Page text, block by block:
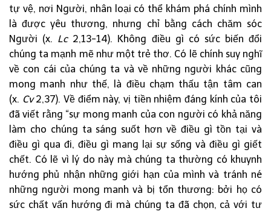
tự vệ, nơi Người, nhân loại có thể khám phá chính mình
là được yêu thương, nhưng chỉ bằng cách chăm sóc
Người (x. Lc2,13-14). Không điều gì có sức biến đổi
chúng ta mạnh mẽ như một trẻ thơ. Có lẽ chính suy nghĩ
về con cái của chúng ta và về những người khác cũng
mong manh như thế, là điều chạm thấu tận tâm can
(x. Cv2,37). Về điểm này, vị tiền nhiệm đáng kính của tôi
đã viết rằng “sự mong manh của con người có khả năng
làm cho chúng ta sáng suốt hơn về điều gì tồn tại và
điều gì qua đi, điều gì mang lại sự sống và điều gì giết
chết. Có lẽ vì lý do này mà chúng ta thường có khuynh
hướng phủ nhận những giới hạn của mình và tránh né
những người mong manh và bị tổn thương: bởi họ có
sức chất vấn hướng đi mà chúng ta đã chọn, cả với tư